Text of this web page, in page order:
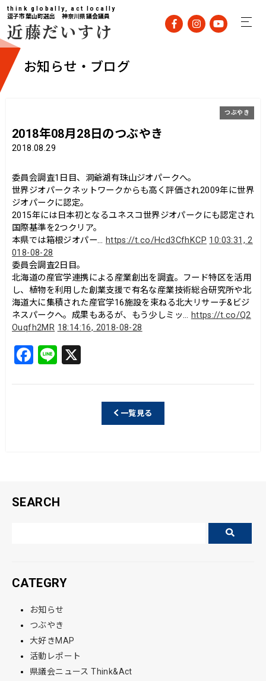
think globally, act locally
逗子市葉山町選出 神奈川県議会議員
近藤だいすけ
お知らせ・ブログ
2018年08月28日のつぶやき
2018.08.29
つぶやき
委員会調査1日目、洞爺湖有珠山ジオパークへ。
世界ジオパークネットワークからも高く評価され2009年に世界
ジオパークに認定。
2015年には日本初となるユネスコ世界ジオパークにも認定され
国際基準を2つクリア。
本県では箱根ジオパー… https://t.co/Hcd3CfhKCP 10:03:31, 2
018-08-28
委員会調査2日目。
北海道の産官学連携による産業創出を調査。フード特区を活用
し、植物を利用した創業支援で有名な産業技術総合研究所や北
海道大に集積された産官学16施設を束ねる北大リサーチ&ビジ
ネスパークへ。成果もあるが、もう少しミッ… https://t.co/Q2
Ouqfh2MR 18:14:16, 2018-08-28
F
a
c
Li
n
e
一覧見る
SEARCH
CATEGRY
お知らせ
つぶやき
大好きMAP
活動レポート
県議会ニュース Think&Act